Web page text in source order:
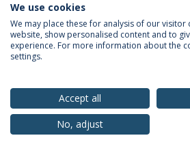
PAPER
A socialização e
Nuno Goulart Brandão
(with Nuno
Revista Comunicação Empresarial
We use cookies
We may place these for analysis of our
website, show personalised content and to
experience. For more information about the
settings.
Accept all
No, adjust